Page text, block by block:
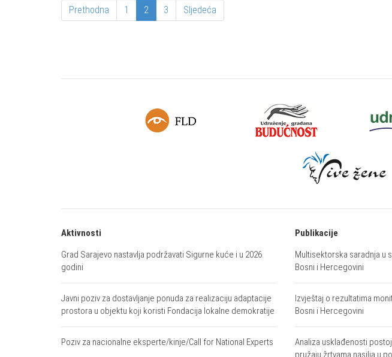
Prethodna 1 2 3 Sljedeća
Aktivnosti
Grad Sarajevo nastavlja podržavati Sigurne kuće i u 2026.
godini
Javni poziv za dostavljanje ponuda za realizaciju adaptacije
prostora u objektu koji koristi Fondacija lokalne demokratije
Poziv za nacionalne eksperte/kinje/Call for National Experts
Publikacije
Multisektorska saradnja u
Bosni i Hercegovini
Izvještaj o rezultatima
Bosni i Hercegovini
Analiza usklađenosti
pružaju žrtvama nasilja u